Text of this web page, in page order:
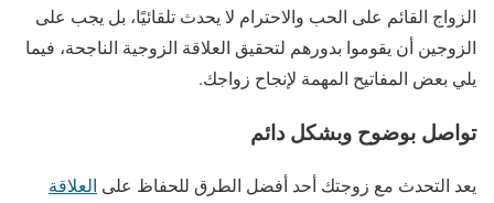
الزواج القائم على الحب والاحترام لا يحدث تلقائيًا، بل يجب على
الزوجين أن يقوموا بدورهم لتحقيق العلاقة الزوجية الناجحة، فيما
يلي بعض المفاتيح المهمة لإنجاح زواجك.
تواصل بوضوح وبشكل دائم
يعد التحدث مع زوجتك أحد أفضل الطرق للحفاظ على العلاقة